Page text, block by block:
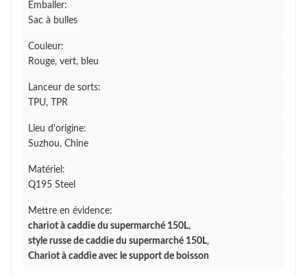
Emballer:
Sac à bulles
Couleur:
Rouge, vert, bleu
Lanceur de sorts:
TPU, TPR
Lieu d'origine:
Suzhou, Chine
Matériel:
Q195 Steel
Mettre en évidence:
chariot à caddie du supermarché 150L,
style russe de caddie du supermarché 150L,
Chariot à caddie avec le support de boisson